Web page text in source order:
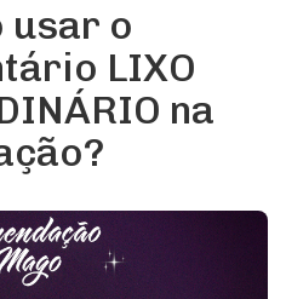
usar o
LIXO
na